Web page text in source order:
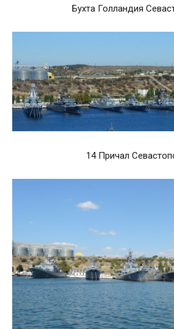
Бухта Голландия
14 Причал